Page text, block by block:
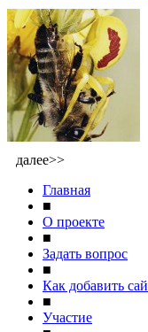
далее>>
Главная
■
О проекте
■
Задать вопрос
■
Как добавить
■
Участие